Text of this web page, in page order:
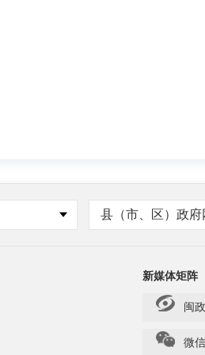
县（市、区）政府
新媒体矩阵
闽
微